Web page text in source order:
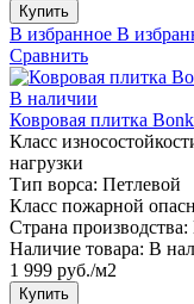
Купить
В избранное В
Сравнить
В наличии
Ковровая плитка
Класс
нагрузки
Тип ворса: Петлевой
Класс пожарной
Страна производства:
Наличие товара: В
1 999 руб./м2
Купить